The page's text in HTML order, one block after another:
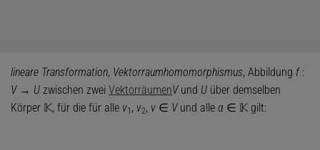
lineare Transformation, Vektorraumhomomorphismus, Abbildung f:
V→ U zwischen zwei VektorräumenVund U über demselben
Körper 𝕂, für die für alle v1 , v2, v ∈ Vund alle α ∈ 𝕂 gilt: